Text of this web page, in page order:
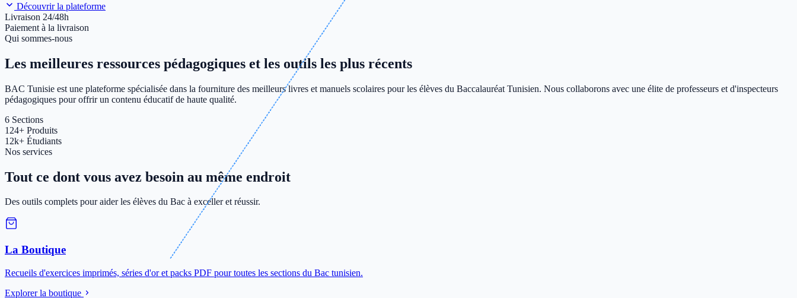
Découvrir la plateforme
Livraison 24/48h
Paiement à la livraison
Qui sommes-nous
Les meilleures ressources pédagogiques et les outils les plus récents
BAC Tunisie est une plateforme spécialisée dans la fourniture des meilleurs livres et manuels scolaires pour les élèves du Baccalauréat Tunisien. Nous collaborons avec une élite de professeurs et d'inspecteurs
pédagogiques pour offrir un contenu éducatif de haute qualité.
6 Sections
124+ Produits
12k+ Étudiants
Nos services
Tout ce dont vous avez besoin au même endroit
Des outils complets pour aider les élèves du Bac à exceller et réussir.
La Boutique
Recueils d'exercices imprimés, séries d'or et packs PDF pour toutes les sections du Bac tunisien.
Explorer la boutique